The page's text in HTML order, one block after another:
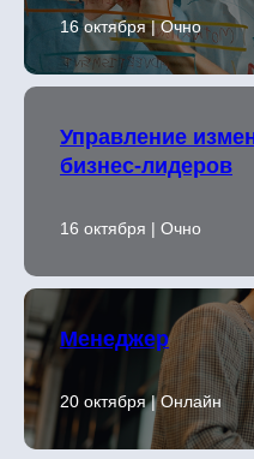
16 октября | Очно
Управление
бизнес-лидеров
16 октября | Очно
Менеджер
20 октября | Онлайн